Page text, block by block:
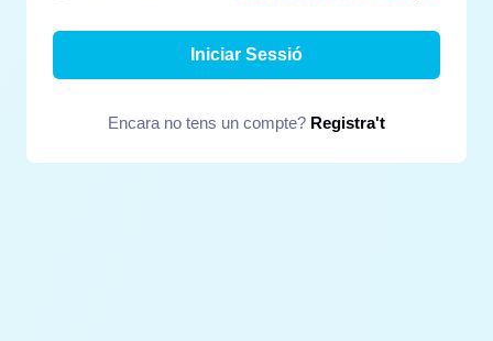
Iniciar Sessió
Encara no tens un compte? Registra't